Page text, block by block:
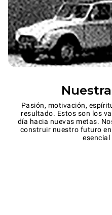
Pasión, motivación,
resultado. Estos son los
día hacia nuevas metas.
construir nuestro futuro
esencial